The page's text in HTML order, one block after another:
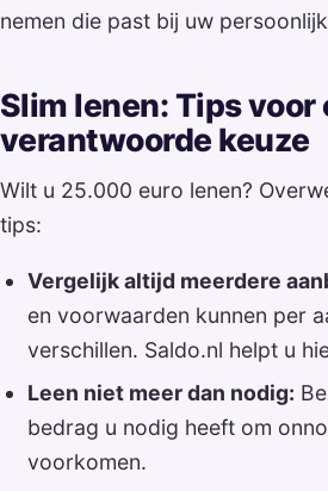
nemen die past bij uw
Slim lenen: Tips voor
verantwoorde keuze
Wilt u 25.000 euro lenen?
tips:
Vergelijk altijd meerdere
en voorwaarden kunnen per
verschillen. Saldo.nl helpt u
Leen niet meer dan nodig:
bedrag u nodig heeft om
voorkomen.